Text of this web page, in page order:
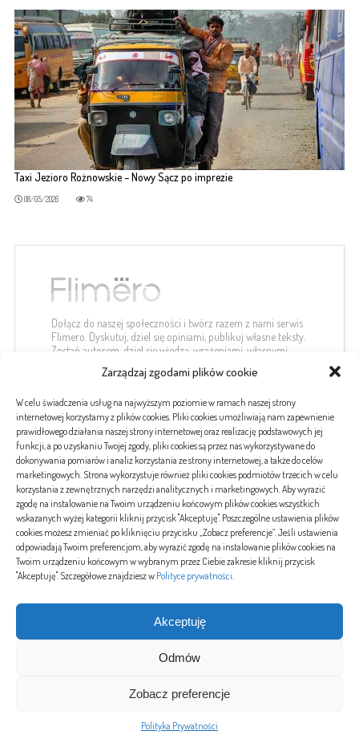
Zarządzaj zgodami plików cookie
W celu świadczenia usług na najwyższym poziomie w ramach naszej strony
internetowej korzystamy z plików cookies. Pliki cookies umożliwiają nam zapewnienie
prawidłowego działania naszej strony internetowej oraz realizację podstawowych jej
funkcji, a po uzyskaniu Twojej zgody, pliki cookies są przez nas wykorzystywane do
dokonywania pomiarów i analiz korzystania ze strony internetowej, a także do celów
marketingowych. Strona wykorzystuje również pliki cookies podmiotów trzecich w celu
korzystania z zewnętrznych narzędzi analitycznych i marketingowych. Aby wyrazić
zgodę na instalowanie na Twoim urządzeniu końcowym plików cookies wszystkich
wskazanych wyżej kategorii kliknij przycisk "Akceptuję". Poszczególne ustawienia plików
cookies możesz zmieniać po kliknięciu przycisku „Zobacz preferencje”. Jeśli ustawienia
odpowiadają Twoim preferencjom, aby wyrazić zgodę na instalowanie plików cookies na
Twoim urządzeniu końcowym w wybranym przez Ciebie zakresie kliknij przycisk
"Akceptuję". Szczegółowe znajdziesz w Polityce prywatności.
Akceptuję
Odmów
Zobacz preferencje
Polityka Prywatności
Taxi Jezioro Rożnowskie – Nowy Sącz po imprezie
08/05/2026 74
Dołącz do naszej społeczności i twórz razem z nami serwis
Flimero. Dyskutuj, dziel się opiniami, publikuj własne teksty.
Zostań autorem, dziel się wiedzą, wrażeniami, własnymi
#etykiety
banki choroby covid-19 koronawirus kredyt kredyty pogrzeb serce tatuaż
tatuaże turystyka wakacje wirusy zdrowie
Strony